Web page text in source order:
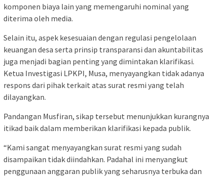
komponen biaya lain yang memengaruhi nominal yang
diterima oleh media.
Selain itu, aspek kesesuaian dengan regulasi pengelolaan
keuangan desa serta prinsip transparansi dan akuntabilitas
juga menjadi bagian penting yang dimintakan klarifikasi.
Ketua Investigasi LPKPI, Musa, menyayangkan tidak adanya
respons dari pihak terkait atas surat resmi yang telah
dilayangkan.
Pandangan Musfiran, sikap tersebut menunjukkan kurangnya
itikad baik dalam memberikan klarifikasi kepada publik.
“Kami sangat menyayangkan surat resmi yang sudah
disampaikan tidak diindahkan. Padahal ini menyangkut
penggunaan anggaran publik yang seharusnya terbuka dan